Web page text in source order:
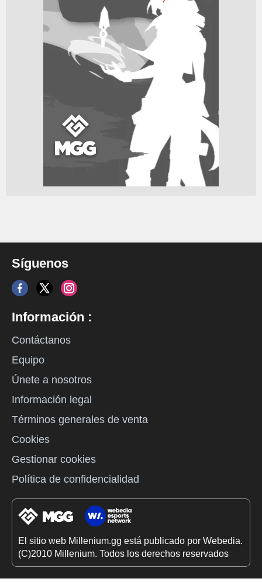
Síguenos
Información :
Contáctanos
Equipo
Únete a nosotros
Información legal
Términos generales de venta
Cookies
Gestionar cookies
Política de confidencialidad
El sitio web Millenium.gg está publicado por Webedia.
(C)2010 Millenium. Todos los derechos reservados